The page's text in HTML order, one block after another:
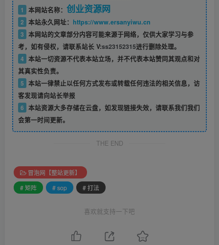
1 本网站名称： 创业资源网
2 本站永久网址： https://www.ersanyiwu.cn
3 本网站的文章部分内容可能来源于网络，仅供大家学习与参
考，如有侵权，请联系站长 V:ss23152315进行删除处理。
4 本站一切资源不代表本站立场，并不代表本站赞同其观点和对
其真实性负责。
5 本站一律禁止以任何方式发布或转载任何违法的相关信息，访
客发现请向站长举报
6 本站资源大多存储在云盘，如发现链接失效，请联系我们我们
会第一时间更新。
THE END
冒泡网【整站更新】
# 矩阵
# sop # 打法
喜欢就支持一下吧